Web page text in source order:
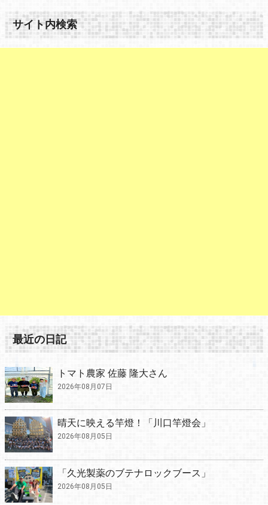
サイト内検索
最近の日記
トマト農家 佐藤 隆大さん
2026年08月07日
晴天に映える竿燈！「川口竿燈会」
2026年08月05日
「久光製薬のブテナロックブース」
2026年08月05日